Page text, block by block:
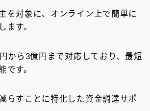
を対象に、オンライン上で簡単に
ます。
から3億円まで対応しており、最短
です。
らすことに特化した資金調達サポ